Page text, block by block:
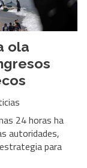
ola
24 horas ha
autoridades,
para